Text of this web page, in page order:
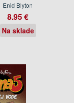
Enid Blyton
8.95 €
Na sklade